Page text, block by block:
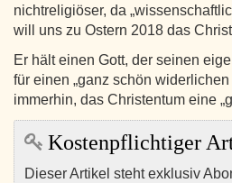
nichtreligiöser, da
will uns zu Ostern 2018 das
Er hält einen Gott, der seinen
für einen „ganz schön
immerhin, das Christentum eine
Kostenpflichtiger
Dieser Artikel steht exklusiv